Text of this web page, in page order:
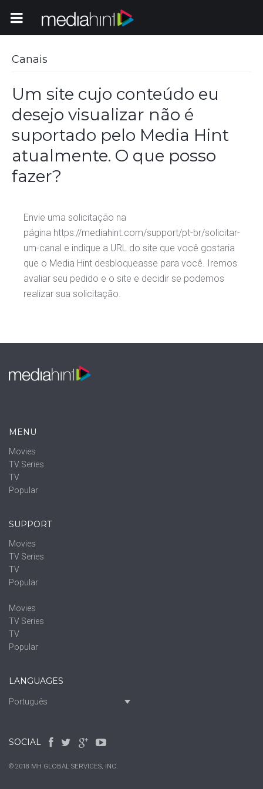
Toggle Navigation
Canais
Um site cujo conteúdo eu
desejo visualizar não é
suportado pelo Media Hint
atualmente. O que posso
fazer?
Envie uma solicitação na
página https://mediahint.com/support/pt-br/solicitar-
um-canal e indique a URL do site que você gostaria
que o Media Hint desbloqueasse para você. Iremos
avaliar seu pedido e o site e decidir se podemos
realizar sua solicitação.
MENU
Movies
TV Series
TV
Popular
SUPPORT
Movies
TV Series
TV
Popular
Movies
TV Series
TV
Popular
LANGUAGES
Português
SOCIAL
© 2018 MH GLOBAL SERVICES, INC.